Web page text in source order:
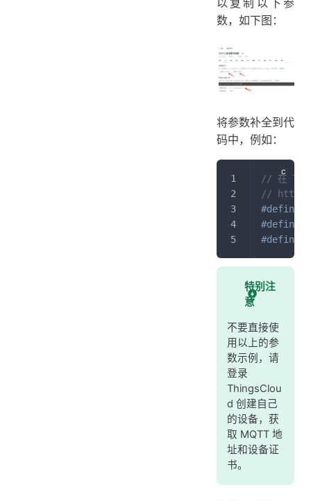
以复制以下参
数，如下图：
将参数补全到代
码中，例如：
// 在
//
#define
#define
#define
特别注
意
不要直接使
用以上的参
数示例，请
登录
ThingsClou
d 创建自己
的设备，获
取 MQTT 地
址和设备证
书。